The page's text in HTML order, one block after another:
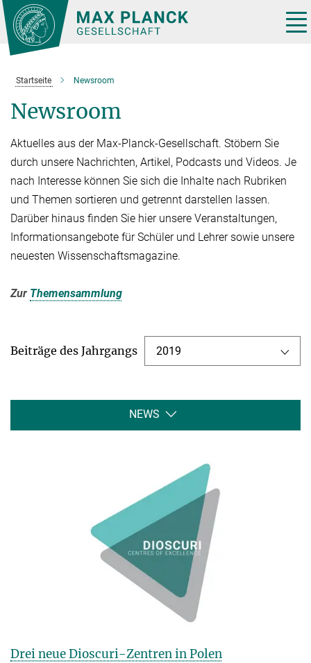
Hauptinhalt
Startseite Newsroom
Newsroom
Aktuelles aus der Max-Planck-Gesellschaft. Stöbern Sie
durch unsere Nachrichten, Artikel, Podcasts und Videos. Je
nach Interesse können Sie sich die Inhalte nach Rubriken
und Themen sortieren und getrennt darstellen lassen.
Darüber hinaus finden Sie hier unsere Veranstaltungen,
Informationsangebote für Schüler und Lehrer sowie unsere
neuesten Wissenschaftsmagazine.
Zur Themensammlung
Beiträge des Jahrgangs 2019
NEWS
Drei neue Dioscuri-Zentren in Polen